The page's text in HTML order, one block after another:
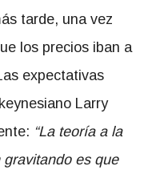
tarde, una vez
los precios iban a
expectativas
Larry
“La teoría a la
es que